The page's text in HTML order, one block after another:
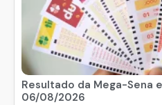
Resultado da Mega-Sena
06/08/2026